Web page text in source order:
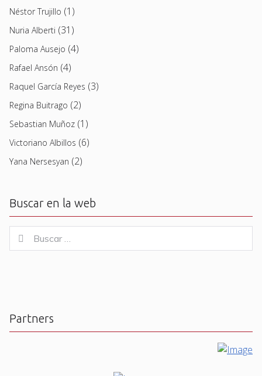
Néstor Trujillo (1)
Nuria Alberti (31)
Paloma Ausejo (4)
Rafael Ansón (4)
Raquel García Reyes (3)
Regina Buitrago (2)
Sebastian Muñoz (1)
Victoriano Albillos (6)
Yana Nersesyan (2)
Buscar en la web
for:
Buscar
Partners